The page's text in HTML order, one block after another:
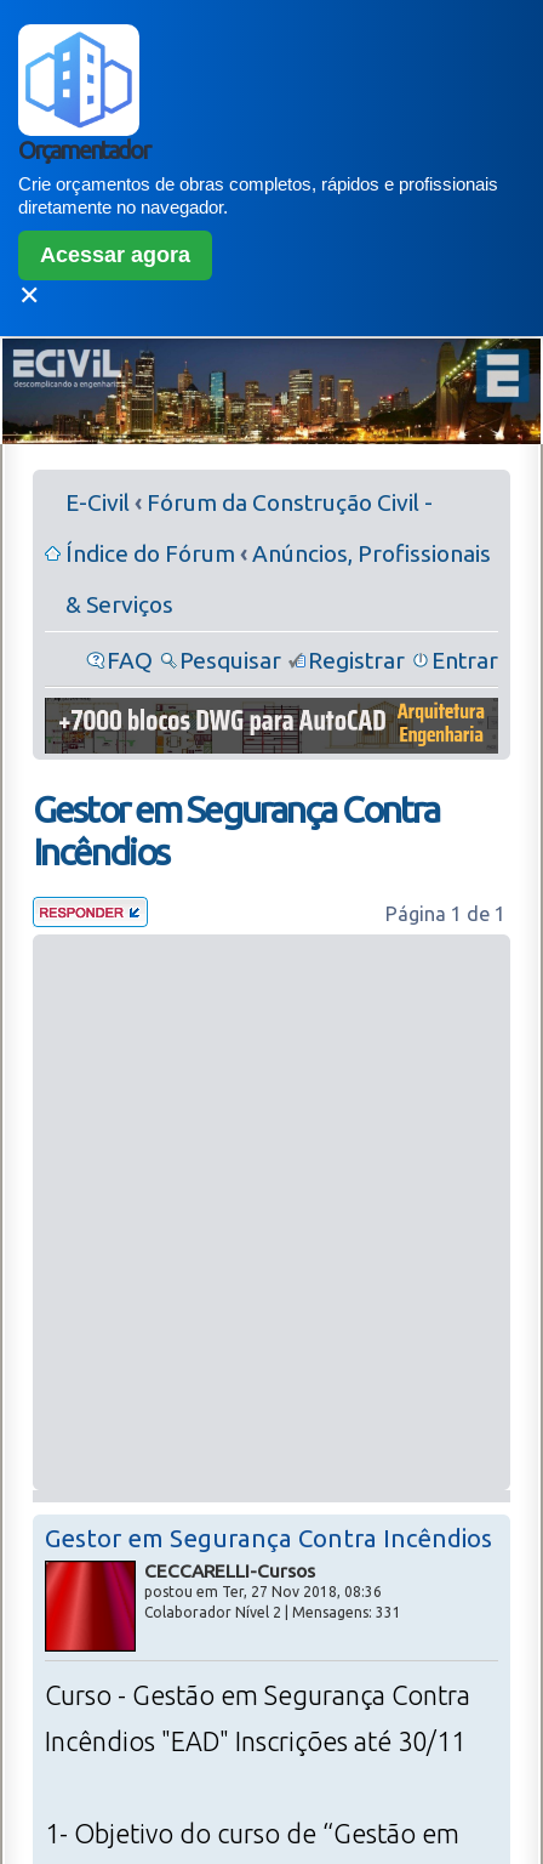
Orçamentador
Crie orçamentos de obras completos, rápidos e profissionais
diretamente no navegador.
Acessar agora
✕
E-Civil‹ Fórum da Construção Civil -
Índice do Fórum ‹Anúncios, Profissionais
& Serviços
FAQ Pesquisar Registrar Entrar
Gestor em Segurança Contra
Incêndios
Página 1 de 1
Gestor em Segurança Contra Incêndios
CECCARELLI-Cursos
postou em Ter, 27 Nov 2018, 08:36
Colaborador Nível 2 | Mensagens: 331
Curso - Gestão em Segurança Contra
Incêndios "EAD" Inscrições até 30/11
1- Objetivo do curso de “Gestão em